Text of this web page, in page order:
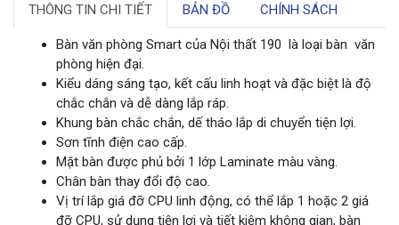
THÔNG TIN CHI TIẾT BẢN ĐỒ CHÍNH SÁCH
Bàn văn phòng Smart của Nội thất 190 là loại bàn văn
phòng hiện đại.
Kiểu dáng sáng tạo, kết cấu linh hoạt và đặc biệt là độ
chắc chắn và dễ dàng lắp ráp.
Khung bàn chắc chắn, dế tháo lắp di chuyển tiện lợi.
Sơn tĩnh điện cao cấp.
Mặt bàn được phủ bởi 1 lớp Laminate màu vàng.
Chân bàn thay đổi độ cao.
Vị trí lắp giá đỡ CPU linh động, có thể lắp 1 hoặc 2 giá
đỡ CPU, sử dụng tiện lợi và tiết kiệm không gian, bàn